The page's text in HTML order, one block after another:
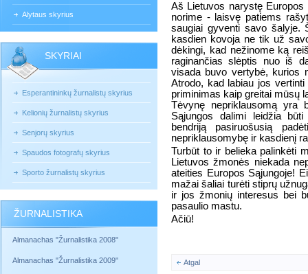
Alytaus skyrius
SKYRIAI
Esperantininkų žurnalistų skyrius
Kelionių žurnalistų skyrius
Senjorų skyrius
Spaudos fotografų skyrius
Sporto žurnalistų skyrius
ŽURNALISTIKA
Almanachas "Žurnalistika 2008"
Almanachas "Žurnalistika 2009"
Aš Lietuvos narystę
norime - laisvę patiems
saugiai gyventi savo šalyje.
kasdien kovoja ne tik už
dėkingi, kad nežinome ką
raginančias slėptis nuo iš
visada buvo vertybė, kurios
Atrodo, kad labiau jos
priminimas kaip greitai mūsų
Tėvynę nepriklausomą yra
Sąjungos dalimi leidžia
bendriją pasiruošusią
nepriklausomybę ir kasdienį
Turbūt to ir belieka palinkėti
Lietuvos žmonės niekada
ateities Europos Sąjungoje!
mažai šaliai turėti stiprų
ir jos žmonių interesus bei
pasaulio mastu.
Ačiū!
Atgal